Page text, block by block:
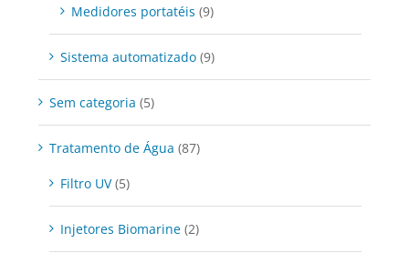
Medidores portatéis (9)
Sistema automatizado (9)
Sem categoria (5)
Tratamento de Água (87)
Filtro UV (5)
Injetores Biomarine (2)